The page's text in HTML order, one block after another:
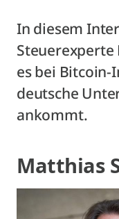
In diesem
Steuerexperte
es bei Bitcoin-
deutsche
ankommt.
Matthias